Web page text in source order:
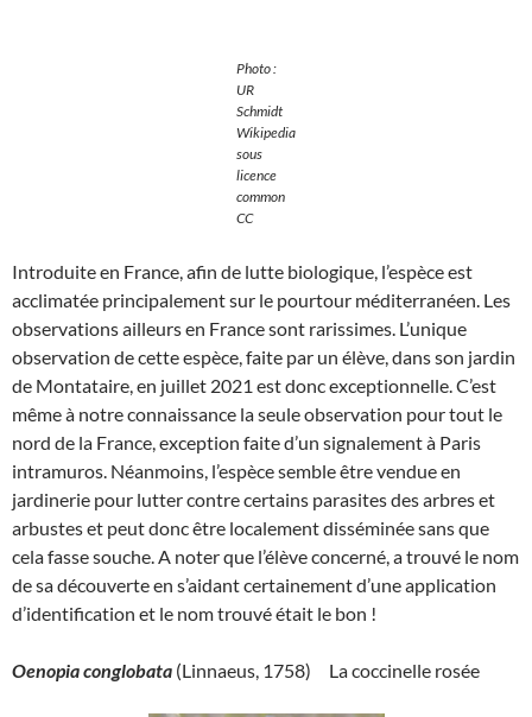
Photo :
UR
Schmidt
Wikipedia
sous
licence
common
CC
Introduite en France, afin de lutte biologique, l’espèce est
acclimatée principalement sur le pourtour méditerranéen. Les
observations ailleurs en France sont rarissimes. L’unique
observation de cette espèce, faite par un élève, dans son jardin
de Montataire, en juillet 2021 est donc exceptionnelle. C’est
même à notre connaissance la seule observation pour tout le
nord de la France, exception faite d’un signalement à Paris
intramuros. Néanmoins, l’espèce semble être vendue en
jardinerie pour lutter contre certains parasites des arbres et
arbustes et peut donc être localement disséminée sans que
cela fasse souche. A noter que l’élève concerné, a trouvé le nom
de sa découverte en s’aidant certainement d’une application
d’identification et le nom trouvé était le bon !
Oenopia conglobata (Linnaeus, 1758) La coccinelle rosée